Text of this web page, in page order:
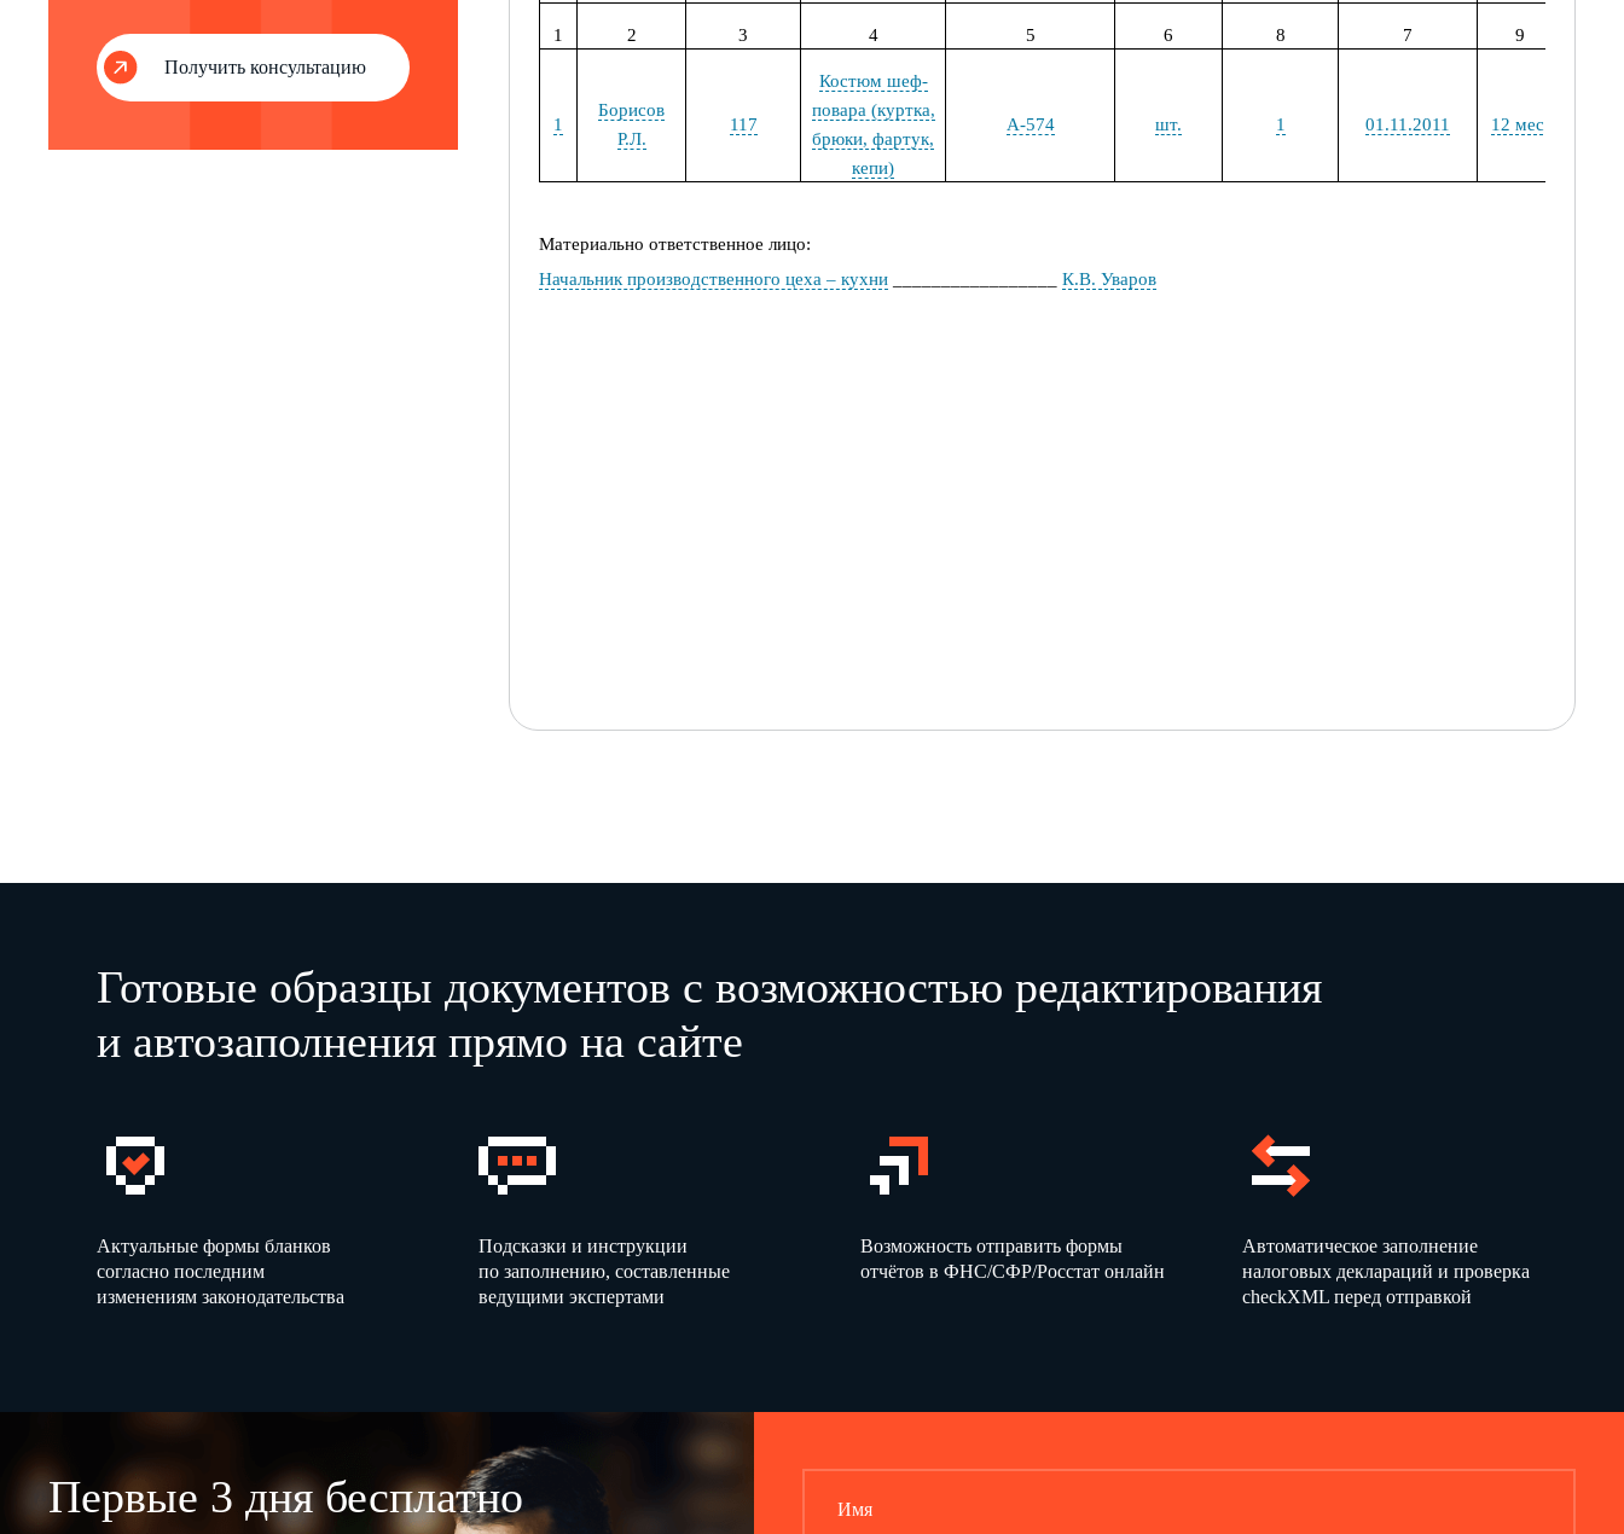
Получить консультацию
1 2 3 4 5 6 8 7 9
1
Борисов
Р.Л.
117
Костюм шеф-
повара (куртка,
брюки, фартук,
кепи)
А-574 шт. 1 01.11.2011 12 мес.
Материально ответственное лицо:
Начальник производственного цеха – кухни
К.В. Уваров
Готовые образцы документов с возможностью редактирования
и автозаполнения прямо на сайте
Актуальные формы бланков
согласно последним
изменениям законодательства
Подсказки и инструкции
по заполнению, составленные
ведущими экспертами
Возможность отправить формы
отчётов в ФНС/СФР/Росстат онлайн
Автоматическое заполнение
налоговых деклараций и проверка
checkXML перед отправкой
Первые 3 дня бесплатно Имя